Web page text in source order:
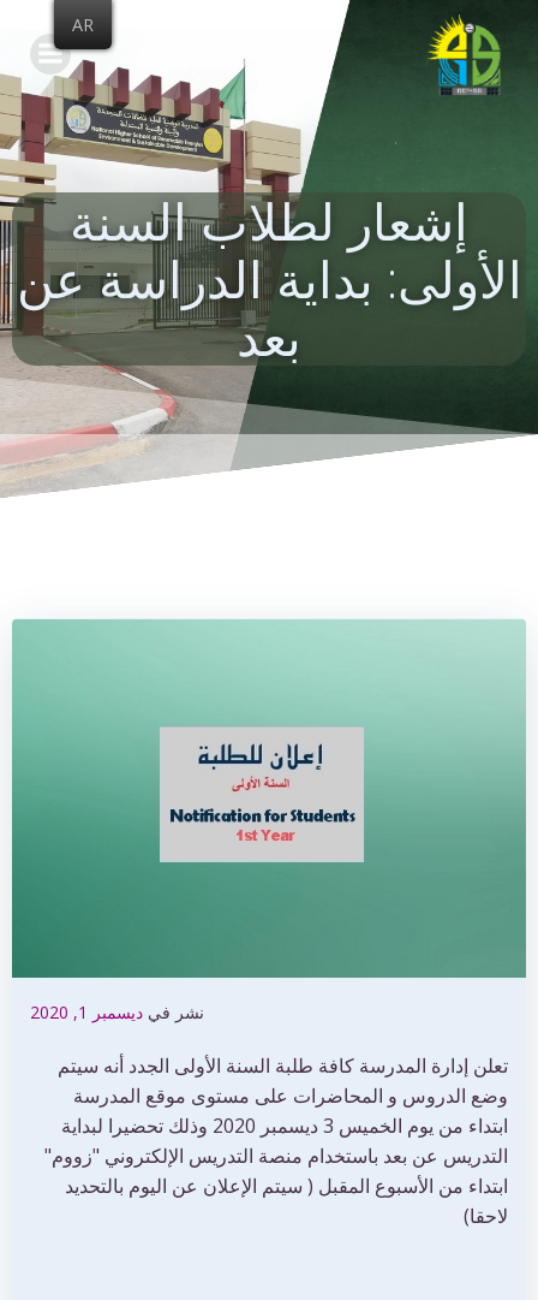
content
إشعار لطلاب السنة
الأولى: بداية الدراسة عن
بعد
نشر في ديسمبر 1, 2020
تعلن إدارة المدرسة كافة طلبة السنة الأولى الجدد أنه سيتم
وضع الدروس و المحاضرات على مستوى موقع المدرسة
ابتداء من يوم الخميس 3 ديسمبر 2020 وذلك تحضيرا لبداية
التدريس عن بعد باستخدام منصة التدريس الإلكتروني "زووم"
ابتداء من الأسبوع المقبل ( سيتم الإعلان عن اليوم بالتحديد
لاحقا)
AR